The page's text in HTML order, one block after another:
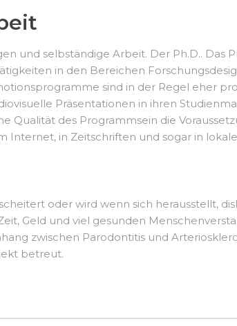
und selbständige Arbeit. Der Ph.D.. Das
in den Bereichen
sind in der Regel eher
Präsentationen in ihren
Qualität des Programmsein die
Internet, in Zeitschriften und sogar in
oder wird wenn sich herausstellt,
Geld und viel gesunden
zwischen Parodontitis und
betreut.